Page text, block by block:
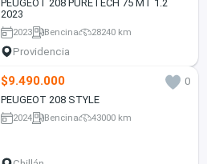
PEUGEOT 208 PURETECH 75 MT 1.2
2023
2023 Bencina 28240 km
Providencia
$9.490.000
0
PEUGEOT 208 STYLE
2024 Bencina 43000 km